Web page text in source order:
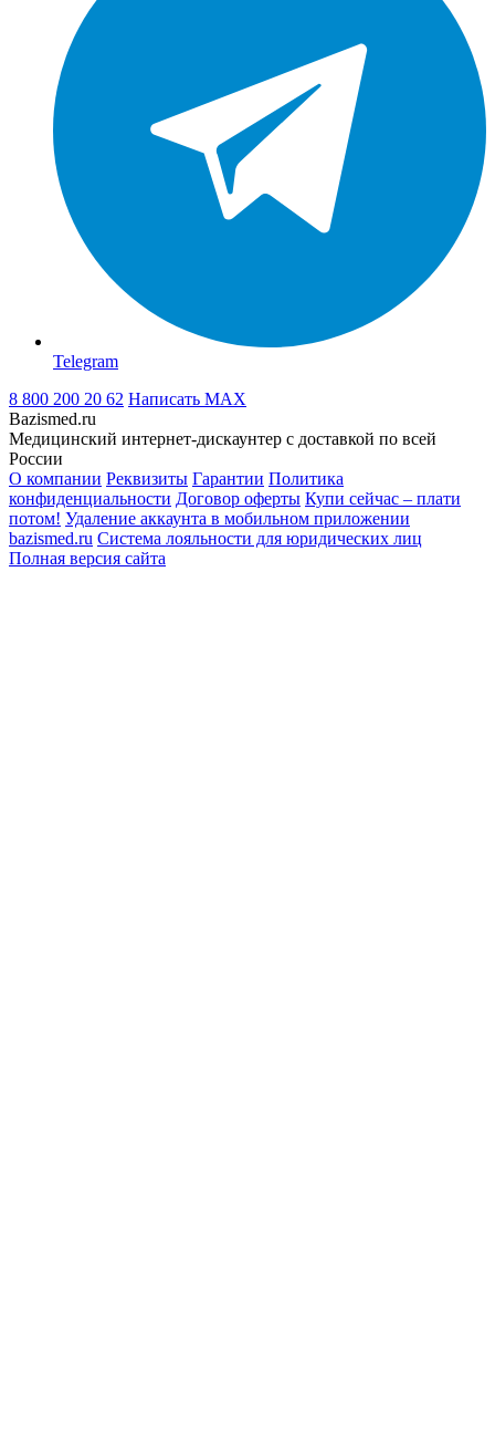
Telegram
8 800 200 20 62 Написать MAX
Bazismed.ru
Медицинский интернет-дискаунтер с доставкой по всей
России
О компании Реквизиты Гарантии Политика
конфиденциальности Договор оферты Купи сейчас – плати
потом! Удаление аккаунта в мобильном приложении
bazismed.ru Система лояльности для юридических лиц
Полная версия сайта